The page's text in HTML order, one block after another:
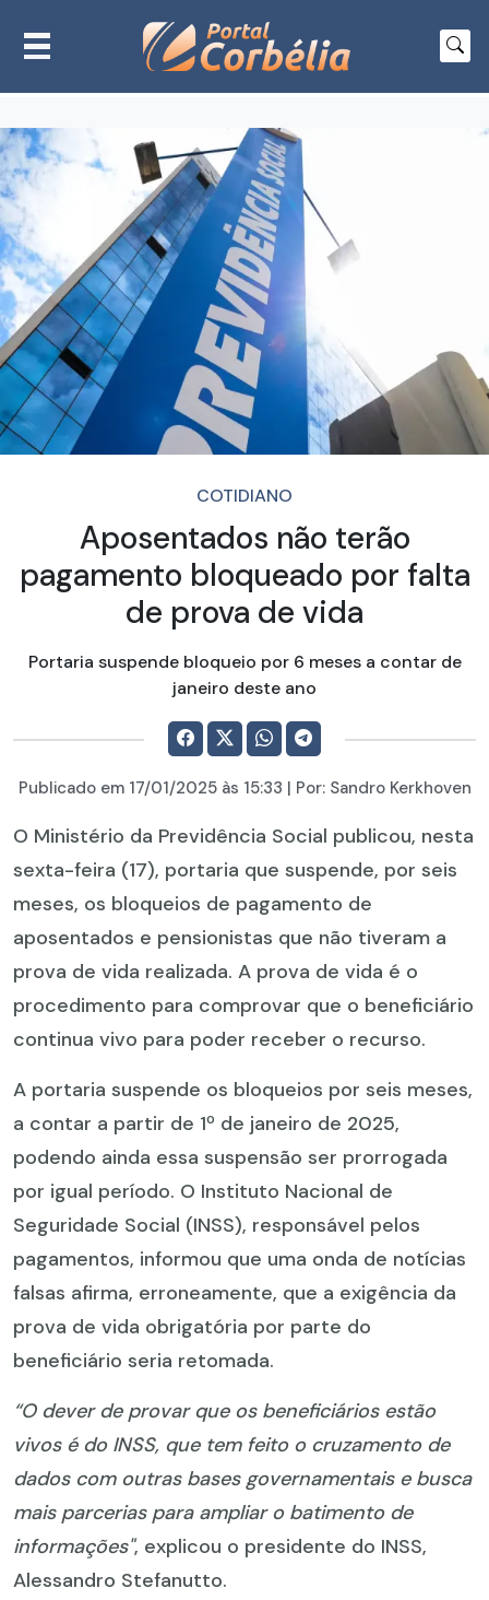
COTIDIANO
Aposentados não terão
pagamento bloqueado por falta
de prova de vida
Portaria suspende bloqueio por 6 meses a contar de
janeiro deste ano
Publicado em 17/01/2025às 15:33 | Por: Sandro Kerkhoven
O Ministério da Previdência Social publicou, nesta
sexta-feira (17), portaria que suspende, por seis
meses, os bloqueios de pagamento de
aposentados e pensionistas que não tiveram a
prova de vida realizada. A prova de vida é o
procedimento para comprovar que o beneficiário
continua vivo para poder receber o recurso.
A portaria suspende os bloqueios por seis meses,
a contar a partir de 1º de janeiro de 2025,
podendo ainda essa suspensão ser prorrogada
por igual período. O Instituto Nacional de
Seguridade Social (INSS), responsável pelos
pagamentos, informou que uma onda de notícias
falsas afirma, erroneamente, que a exigência da
prova de vida obrigatória por parte do
beneficiário seria retomada.
“O dever de provar que os beneficiários estão
vivos é do INSS, que tem feito o cruzamento de
dados com outras bases governamentais e busca
mais parcerias para ampliar o batimento de
informações", explicou o presidente do INSS,
Alessandro Stefanutto.